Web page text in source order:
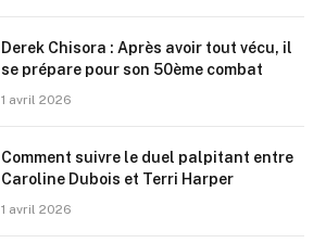
Derek Chisora : Après avoir tout vécu, il
se prépare pour son 50ème combat
1 avril 2026
Comment suivre le duel palpitant entre
Caroline Dubois et Terri Harper
1 avril 2026